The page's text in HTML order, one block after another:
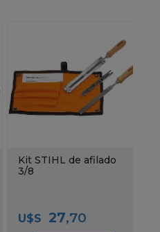
Kit STIHL de afilado
3/8
U$S 27,70